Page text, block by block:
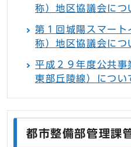
称）地区協議会につ
第１回城陽スマート
称）地区協議会につ
平成２９年度公共事
東部丘陵線）につい
都市整備部管理課